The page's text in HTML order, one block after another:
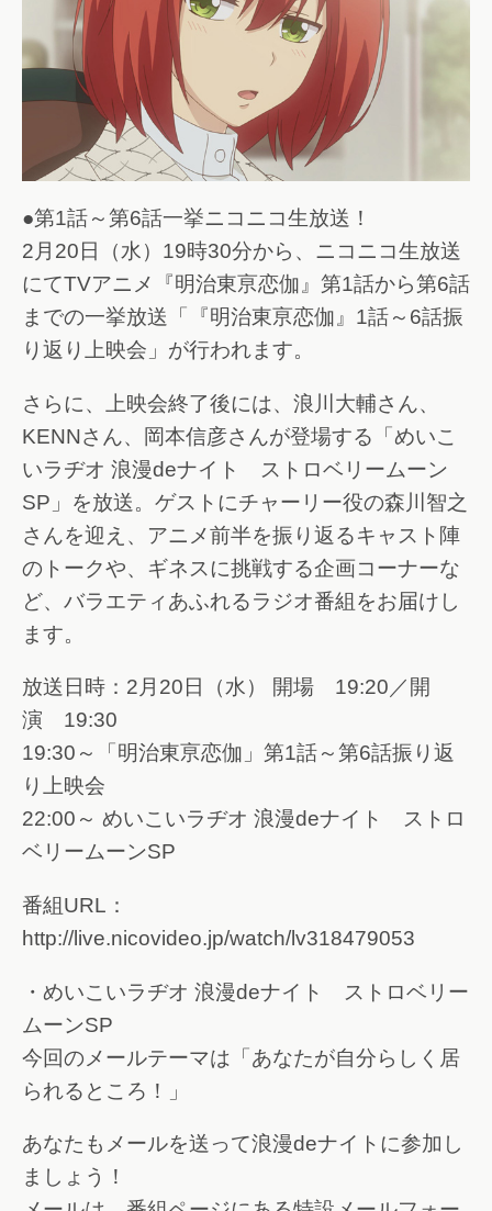
●第1話～第6話一挙ニコニコ生放送！
2月20日（水）19時30分から、ニコニコ生放送
にてTVアニメ『明治東亰恋伽』第1話から第6話
までの一挙放送「『明治東亰恋伽』1話～6話振
り返り上映会」が行われます。
さらに、上映会終了後には、浪川大輔さん、
KENNさん、岡本信彦さんが登場する「めいこ
いラヂオ 浪漫deナイト ストロベリームーン
SP」を放送。ゲストにチャーリー役の森川智之
さんを迎え、アニメ前半を振り返るキャスト陣
のトークや、ギネスに挑戦する企画コーナーな
ど、バラエティあふれるラジオ番組をお届けし
ます。
放送日時：2月20日（水） 開場 19:20／開
演 19:30
19:30～「明治東亰恋伽」第1話～第6話振り返
り上映会
22:00～ めいこいラヂオ 浪漫deナイト ストロ
ベリームーンSP
番組URL：
http://live.nicovideo.jp/watch/lv318479053
・めいこいラヂオ 浪漫deナイト ストロベリー
ムーンSP
今回のメールテーマは「あなたが自分らしく居
られるところ！」
あなたもメールを送って浪漫deナイトに参加し
ましょう！